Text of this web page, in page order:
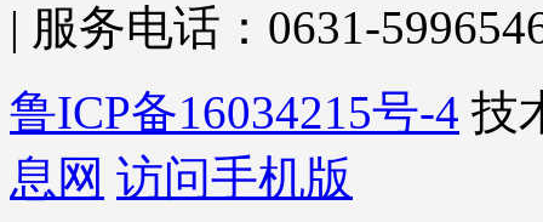
| 服务电话：0631-
鲁ICP备16034215号-4 技
息网 访问手机版